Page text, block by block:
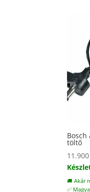
töltő
11.900
🚚 Akár
✅